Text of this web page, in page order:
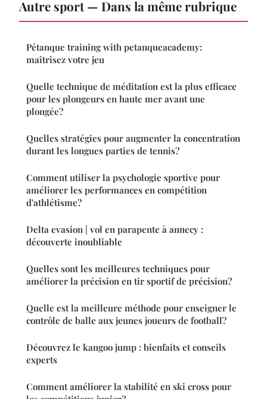
Autre sport — Dans la même rubrique
Pétanque training with petanqueacademy:
maîtrisez votre jeu
Quelle technique de méditation est la plus efficace
pour les plongeurs en haute mer avant une
plongée?
Quelles stratégies pour augmenter la concentration
durant les longues parties de tennis?
Comment utiliser la psychologie sportive pour
améliorer les performances en compétition
d'athlétisme?
Delta evasion | vol en parapente à annecy :
découverte inoubliable
Quelles sont les meilleures techniques pour
améliorer la précision en tir sportif de précision?
Quelle est la meilleure méthode pour enseigner le
contrôle de balle aux jeunes joueurs de football?
Découvrez le kangoo jump : bienfaits et conseils
experts
Comment améliorer la stabilité en ski cross pour